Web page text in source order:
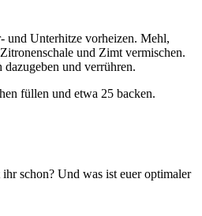
und Unterhitze vorheizen. Mehl,
und Zimt vermischen.
und verrühren.
füllen und etwa 25 backen.
schon? Und was ist euer optimaler